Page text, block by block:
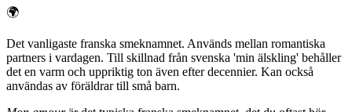
🌍
Det vanligaste franska smeknamnet. Används mellan romantiska
partners i vardagen. Till skillnad från svenska 'min älskling' behåller
det en varm och uppriktig ton även efter decennier. Kan också
användas av föräldrar till små barn.